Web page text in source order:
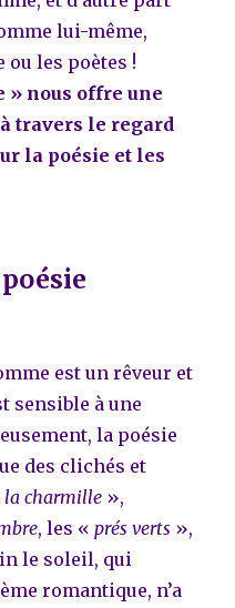
lui-même,
ou les poètes !
» nous offre une
travers le regard
la poésie et les
est un rêveur et
sensible à une
la poésie
des clichés et
la charmille »,
, les « prés verts »,
le soleil, qui
romantique, n’a